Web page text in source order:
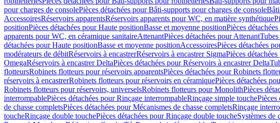
pour charges de consolePièces détachées pour Bâti-supports pour charges de console
AccessoiresRéservoirs apparentsRéservoirs apparents pour WC, en matière synthétique
positionPièces détachées pour Haute positionBasse et moyenne positionPièces
apparents pour WC, en céramique sanitaireAttenantPièces détachées pour Attenant
détachées pour Haute positionBasse et moyenne positionAccessoiresPièces détachées
modérateurs de débitRéservoirs à encastrerRéservoirs à encastrer SigmaPièces
OmegaRéservoirs à encastrer DeltaPièces détachées pour Réservoirs à encastrer Delta
flotteursRobinets flotteurs pour réservoirs apparentsPièces détachées pour Robinets
réservoirs à encastrerRobinets flotteurs pour réservoirs en céramiquePièces détachées
Robinets flotteurs pour réservoirs, universelsRobinets flotteurs pour MonolithPièces
interrompablePièces détachées pour Rinçage interrompableRinçage simple touchePièces
de chasse completsPièces détachées pour Mécanismes de chasse completsRinçage
toucheRinçage double touchePièces détachées pour Rinçage double toucheSystèmes de